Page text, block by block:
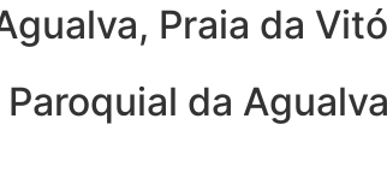
Praia da
da